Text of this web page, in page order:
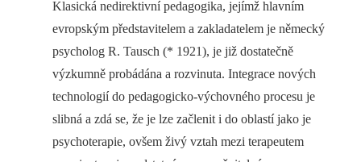
Klasická nedirektivní pedagogika, jejímž hlavním
evropským představitelem a zakladatelem je německý
psycholog R. Tausch (* 1921), je již dostatečně
výzkumně probádána a rozvinuta. Integrace nových
technologií do pedagogicko-výchovného procesu je
slibná a zdá se, že je lze začlenit i do oblastí jako je
psychoterapie, ovšem živý vztah mezi terapeutem